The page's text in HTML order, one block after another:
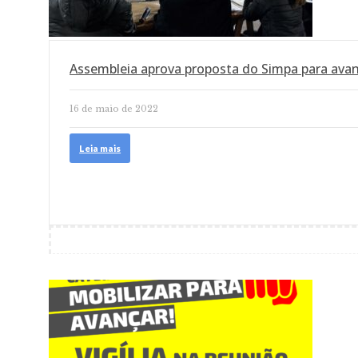
Assembleia aprova proposta do Simpa para
16 de maio de 2022
Leia mais